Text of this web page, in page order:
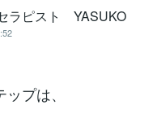
ラピスト YASUKO
プは、